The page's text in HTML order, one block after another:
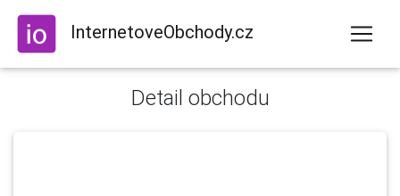
InternetoveObchody.cz
Detail obchodu